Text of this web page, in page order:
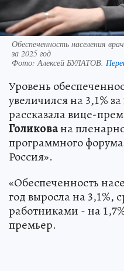
Обеспеченность населения
за 2025 год
Фото:Алексей БУЛАТОВ.
Уровень
увеличился на 3,1%
рассказала вице-
Голикована
программного
Россия».
«Обеспеченность
год выросла на
работниками - на
премьер.